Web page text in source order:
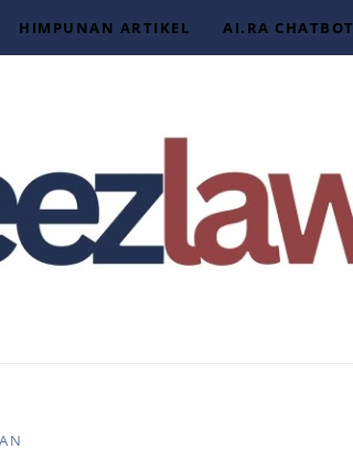
HIMPUNAN ARTIKEL AI.RA CHATBOT